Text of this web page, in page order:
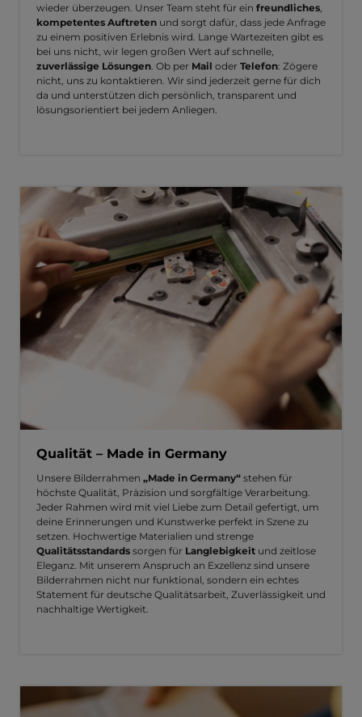
wieder überzeugen. Unser Team steht für ein freundliches
kompetentes Auftreten und sorgt dafür, dass jede Anfrage
zu einem positiven Erlebnis wird. Lange Wartezeiten gibt es
bei uns nicht, wir legen großen Wert auf schnelle,
zuverlässige Lösungen . Ob per Mail oder Telefon: Zögere
nicht, uns zu kontaktieren. Wir sind jederzeit gerne für dich
da und unterstützen dich persönlich, transparent und
lösungsorientiert bei jedem Anliegen.
Qualität – Made in Germany
Unsere Bilderrahmen „Made in Germany“ stehen für
höchste Qualität, Präzision und sorgfältige Verarbeitung.
Jeder Rahmen wird mit viel Liebe zum Detail gefertigt, um
deine Erinnerungen und Kunstwerke perfekt in Szene zu
setzen. Hochwertige Materialien und strenge
Qualitätsstandards sorgen für Langlebigkeit und zeitlose
Eleganz. Mit unserem Anspruch an Exzellenz sind unsere
Bilderrahmen nicht nur funktional, sondern ein echtes
Statement für deutsche Qualitätsarbeit, Zuverlässigkeit und
nachhaltige Wertigkeit.